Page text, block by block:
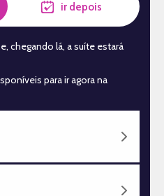
ir depois
chegando lá, a suíte estará
para ir agora na